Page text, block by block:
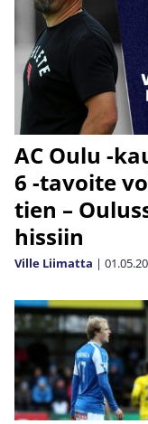
AC Oulu -
6 -tavoite
tien –
hissiin
Ville Liimatta |